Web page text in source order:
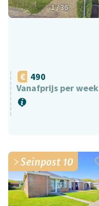
1/36
490
Vanafprijs per week
Seinpost 10